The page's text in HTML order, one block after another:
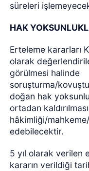
süreleri
HAK
Erteleme kararları
olarak
görülmesi halinde
soruşturma/
doğan hak
ortadan
hâkimliği/
edebilecektir.
5 yıl olarak verilen
kararın verildiği